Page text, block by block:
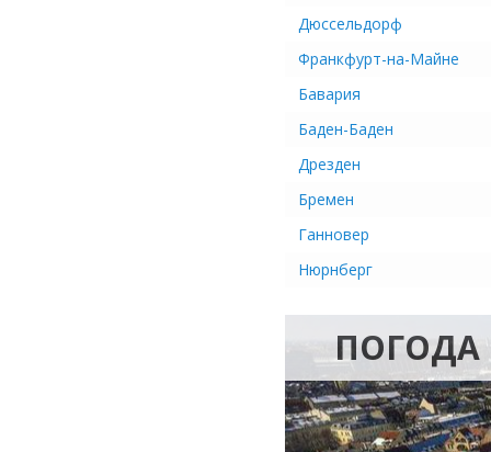
Дюссельдорф
Франкфурт-на-Майне
Бавария
Баден-Баден
Дрезден
Бремен
Ганновер
Нюрнберг